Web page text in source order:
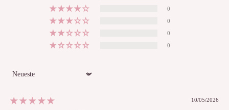
0
0
0
0
Sort by
10/05/2026